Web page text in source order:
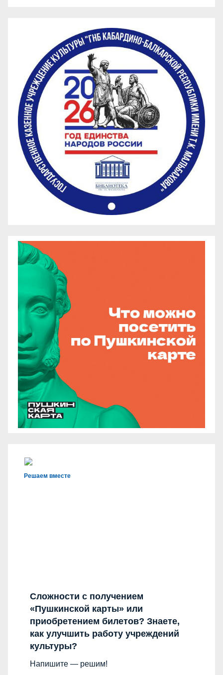
Решаем вместе
Сложности с получением
«Пушкинской карты» или
приобретением билетов? Знаете,
как улучшить работу учреждений
культуры?
Напишите — решим!